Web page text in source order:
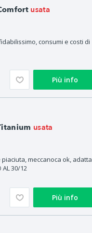
usata
consumi e costi di
Più info
usata
meccanoca ok, adatta
AL 30/12
Più info